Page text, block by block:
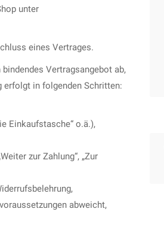
unter
eines Vertrages.
Vertragsangebot ab,
erfolgt in folgenden Schritten:
Einkaufstasche“ o.ä.),
zur Zahlung“, „Zur
abweicht,